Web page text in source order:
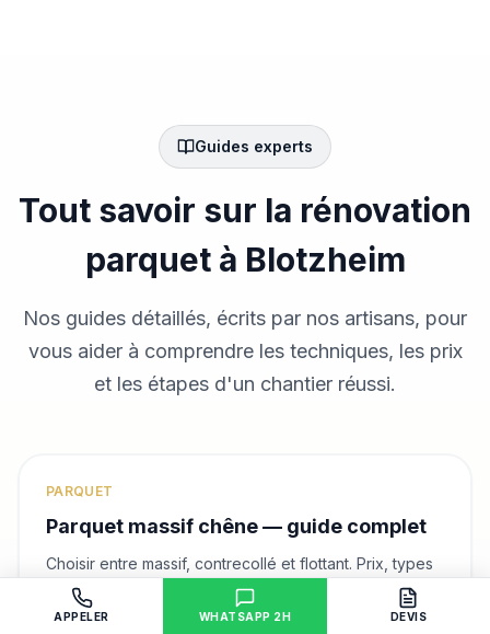
Guides experts
Tout savoir sur la rénovation
parquetà Blotzheim
Nos guides détaillés, écrits par nos artisans, pour
vous aider à comprendre les techniques, les prix
et les étapes d'un chantier réussi.
PARQUET
Parquet massif chêne — guide complet
Choisir entre massif, contrecollé et flottant. Prix, types
de pose, point de Hongrie.
APPELER WHATSAPP 2H DEVIS